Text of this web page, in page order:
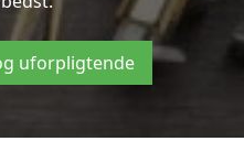
uforpligtende